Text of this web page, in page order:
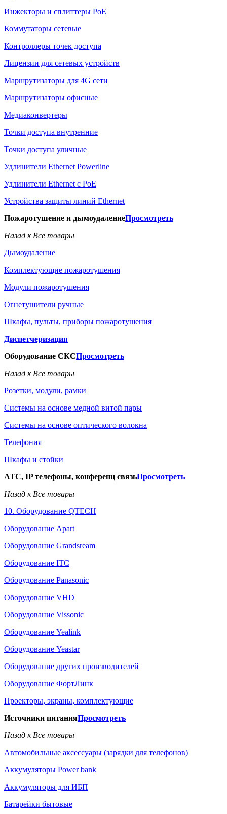
Инжекторы и сплиттеры РоЕ
Коммутаторы сетевые
Контроллеры точек доступа
Лицензии для сетевых устройств
Маршрутизаторы для 4G сети
Маршрутизаторы офисные
Медиаконвертеры
Точки доступа внутренние
Точки доступа уличные
Удлинители Ethernet Powerline
Удлинители Ethernet с PoE
Устройства защиты линий Ethernet
Пожаротушение и дымоудалениеПросмотреть
Назад к Все товары
Дымоудаление
Комплектующие пожаротушения
Модули пожаротушения
Огнетушители ручные
Шкафы, пульты, приборы пожаротушения
Диспетчеризация
Оборудование СКСПросмотреть
Назад к Все товары
Розетки, модули, рамки
Системы на основе медной витой пары
Системы на основе оптического волокна
Телефония
Шкафы и стойки
АТС, IP телефоны, конференц связьПросмотреть
Назад к Все товары
10. Оборудование QTECH
Оборудование Apart
Оборудование Grandsream
Оборудование ITC
Оборудование Panasonic
Оборудование VHD
Оборудование Vissonic
Оборудование Yealink
Оборудование Yeastar
Оборудование других производителей
Оборудование ФортЛинк
Проекторы, экраны, комплектующие
Источники питанияПросмотреть
Назад к Все товары
Автомобильные аксессуары (зарядки для телефонов)
Аккумуляторы Power bank
Аккумуляторы для ИБП
Батарейки бытовые